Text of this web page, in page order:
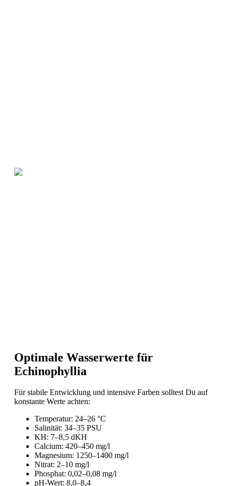
Optimale Wasserwerte für
Echinophyllia
Für stabile Entwicklung und intensive Farben solltest Du auf
konstante Werte achten:
Temperatur: 24–26 °C
Salinität: 34–35 PSU
KH: 7–8,5 dKH
Calcium: 420–450 mg/l
Magnesium: 1250–1400 mg/l
Nitrat: 2–10 mg/l
Phosphat: 0,02–0,08 mg/l
pH-Wert: 8,0–8,4